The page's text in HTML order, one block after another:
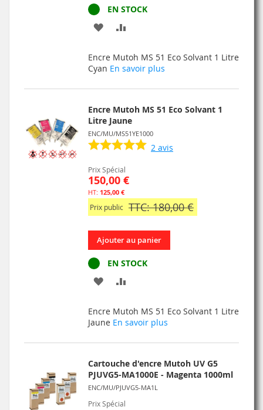
EN STOCK
AJOUTER
MA
LISTE
D’ENVIE
COMPARATEUR
Encre Mutoh MS 51 Eco Solvant 1 Litre
Cyan En savoir plus
Encre Mutoh MS 51 Eco Solvant 1
Litre Jaune
ENC/MU/MS51YE1000
2 avis
Prix Spécial
150,00 €
125,00 €
Prix public TTC: 180,00 €
Ajouter au panier
EN STOCK
AJOUTER
MA
LISTE
D’ENVIE
COMPARATEUR
Encre Mutoh MS 51 Eco Solvant 1 Litre
Jaune En savoir plus
Cartouche d'encre Mutoh UV G5
PJUVG5-MA1000E - Magenta 1000ml
ENC/MU/PJUVG5-MA1L
Prix Spécial